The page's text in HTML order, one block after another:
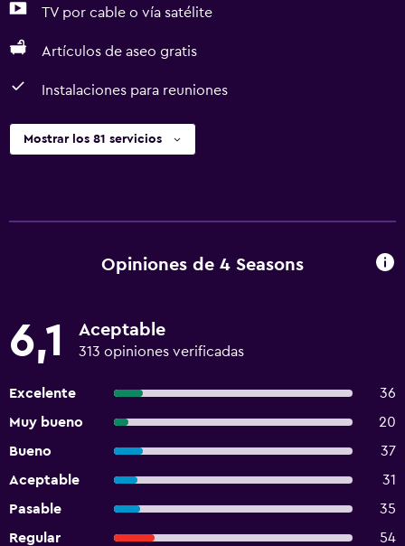
TV por cable o vía satélite
Artículos de aseo gratis
Instalaciones para reuniones
Mostrar los 81 servicios
Opiniones de 4 Seasons
6,1 Aceptable
313 opiniones verificadas
Excelente
36
Muy bueno
20
Bueno
37
Aceptable
31
Pasable
35
Regular
54